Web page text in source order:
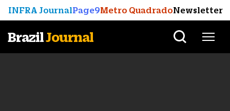
INFRA JournalPage9Metro QuadradoNewsletter
BrazilJournal